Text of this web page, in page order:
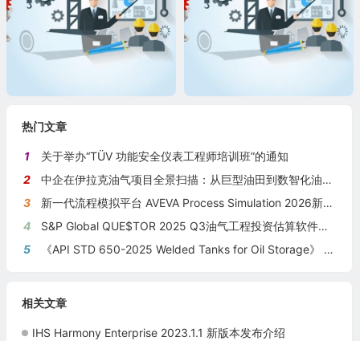
热门文章
1
关于举办“TÜV 功能安全仪表工程师培训班”的通知
2
中企在伊拉克油气项目全景扫描：从巨型油田到数智化油田的系统性布局
3
新一代流程模拟平台 AVEVA Process Simulation 2026新版本发布
4
S&P Global QUE$TOR 2025 Q3油气工程投资估算软件新版本发布
5
《API STD 650-2025 Welded Tanks for Oil Storage》 《钢制焊接储油罐》（中英文对照版）
相关文章
IHS Harmony Enterprise 2023.1.1 新版本发布介绍